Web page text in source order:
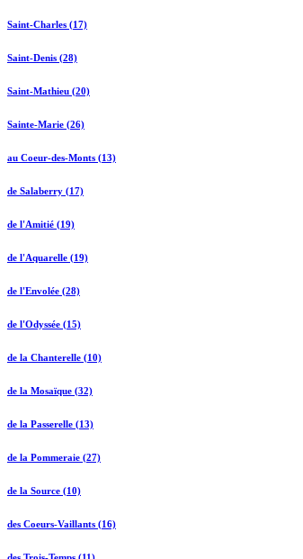
Saint-Charles (17)
Saint-Denis (28)
Saint-Mathieu (20)
Sainte-Marie (26)
au Coeur-des-Monts (13)
de Salaberry (17)
de l'Amitié (19)
de l'Aquarelle (19)
de l'Envolée (28)
de l'Odyssée (15)
de la Chanterelle (10)
de la Mosaïque (32)
de la Passerelle (13)
de la Pommeraie (27)
de la Source (10)
des Coeurs-Vaillants (16)